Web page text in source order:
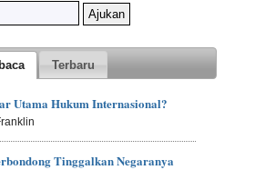
Terbaru
Utama Hukum Internasional?
Tinggalkan Negaranya